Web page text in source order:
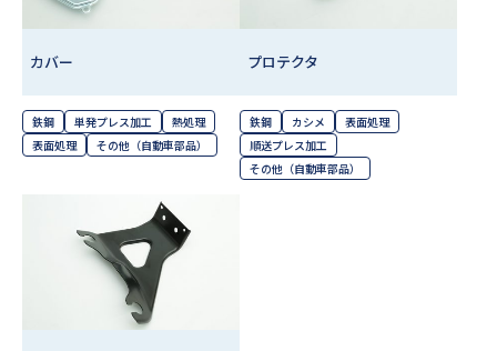
カバー
鉄鋼 単発プレス加工
熱処理
表面処理
その他（自動車部品）
プロテクタ
鉄鋼 カシメ
表面処理
順送プレス加工
その他（自動車部品）